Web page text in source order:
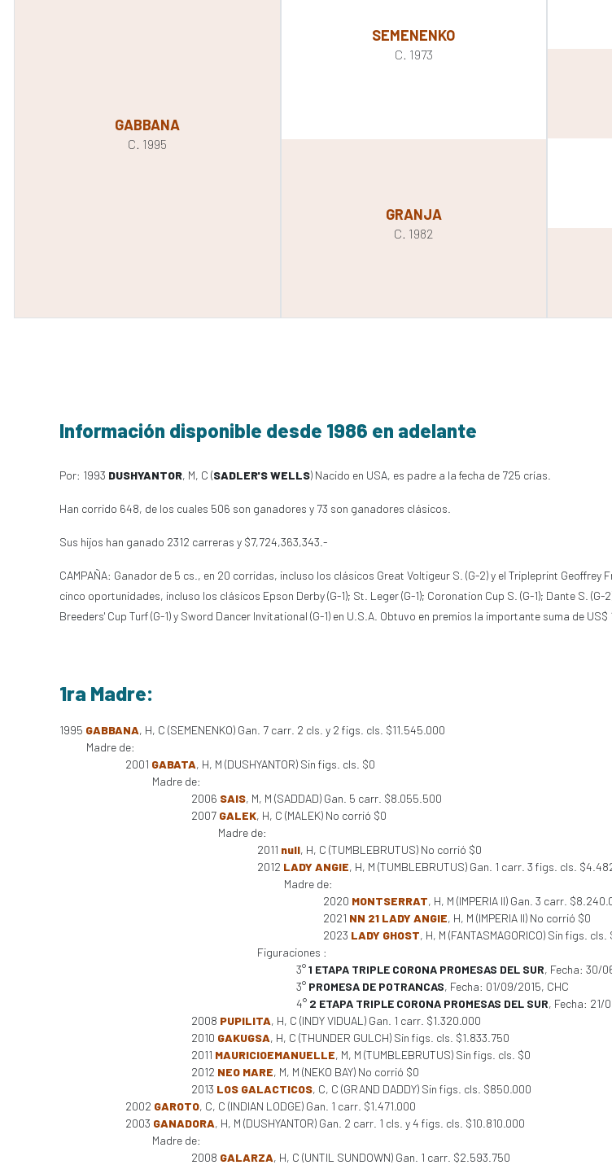
GABBANA
C. 1995
SEMENENKO
C. 1973
GRANJA
C. 1982
Información disponible desde 1986 en adelante
Por: 1993 DUSHYANTOR, M, C (SADLER'S WELLS) Nacido en USA, es padre a la fecha de 725 crías.
Han corrido 648, de los cuales 506 son ganadores y 73 son ganadores clásicos.
Sus hijos han ganado 2312 carreras y $7,724,363,343.-
CAMPAÑA: Ganador de 5 cs., en 20 corridas, incluso los clásicos Great Voltigeur S. (G-2) y el Tripleprint Geoffrey
cinco oportunidades, incluso los clásicos Epson Derby (G-1); St. Leger (G-1); Coronation Cup S. (G-1); Dante S.
Breeders' Cup Turf (G-1) y Sword Dancer Invitational (G-1) en U.S.A. Obtuvo en premios la importante suma de
1ra Madre:
1995 GABBANA, H, C (SEMENENKO) Gan. 7 carr. 2 cls. y 2 figs. cls. $11.545.000
Madre de:
2001 GABATA, H, M (DUSHYANTOR) Sin figs. cls. $0
Madre de:
2006 SAIS, M, M (SADDAD) Gan. 5 carr. $8.055.500
2007 GALEK, H, C (MALEK) No corrió $0
Madre de:
2011 null, H, C (TUMBLEBRUTUS) No corrió $0
2012 LADY ANGIE, H, M (TUMBLEBRUTUS) Gan. 1 carr. 3 figs. cls.
Madre de:
2020 MONTSERRAT, H, M (IMPERIA II) Gan. 3 carr.
2021 NN 21 LADY ANGIE, H, M (IMPERIA II) No corrió $0
2023 LADY GHOST, H, M (FANTASMAGORICO) Sin figs. cls.
Figuraciones :
3°1 ETAPA TRIPLE CORONA PROMESAS DEL SUR, Fecha: 30/
3° PROMESA DE POTRANCAS, Fecha: 01/09/2015, CHC
4° 2 ETAPA TRIPLE CORONA PROMESAS DEL SUR, Fecha: 21/
2008 PUPILITA, H, C (INDY VIDUAL) Gan. 1 carr. $1.320.000
2010 GAKUGSA, H, C (THUNDER GULCH) Sin figs. cls. $1.833.750
2011 MAURICIOEMANUELLE, M, M (TUMBLEBRUTUS) Sin figs. cls. $0
2012 NEO MARE, M, M (NEKO BAY) No corrió $0
2013 LOS GALACTICOS, C, C (GRAND DADDY) Sin figs. cls. $850.000
2002 GAROTO, C, C (INDIAN LODGE) Gan. 1 carr. $1.471.000
2003 GANADORA, H, M (DUSHYANTOR) Gan. 2 carr. 1 cls. y 4 figs. cls. $10.810.000
Madre de:
2008 GALARZA, H, C (UNTIL SUNDOWN) Gan. 1 carr. $2.593.750